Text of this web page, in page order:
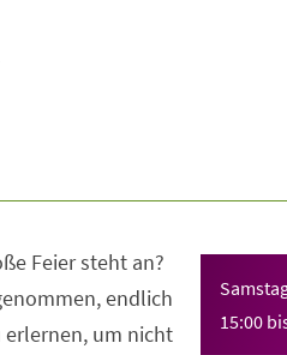
15:00
Feier steht an?
endlich
erlernen, um nicht